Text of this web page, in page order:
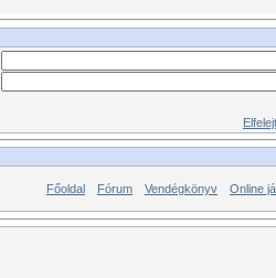
Főoldal Fórum Vendégkönyv Online